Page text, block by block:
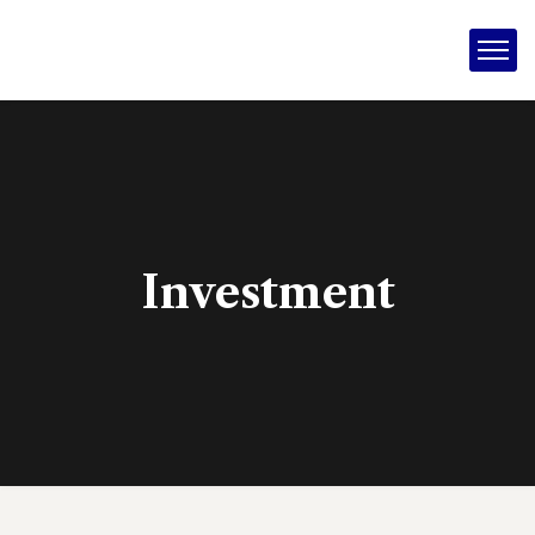
Investment